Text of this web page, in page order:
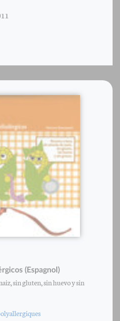
(Espagnol)
sin gluten, sin huevo y sin